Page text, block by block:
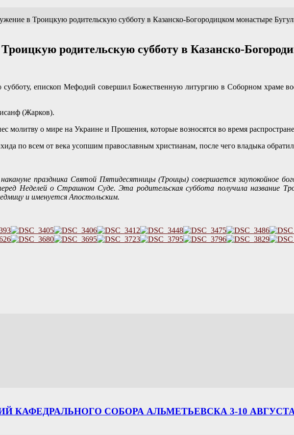
в Троицкую родительскую субботу в Казанско-Богородицком монастыре
родительскую субботу в Казанско-
епископ Мефодий совершил Божественную литургию в Соборном храме
(Жарков).
молитву о мире на Украине и Прошения, которые возносятся во время
по всем от века усопшим православным христианам, после чего владыка
праздника Святой Пятидесятницы (Троицы) совершается заупокойное
Неделей о Страшном Суде. Эта родительская суббота получила название
и именуется Апостольским.
КАФЕДРАЛЬНОГО СОБОРА АЛЬМЕТЬЕВСКА 3-10